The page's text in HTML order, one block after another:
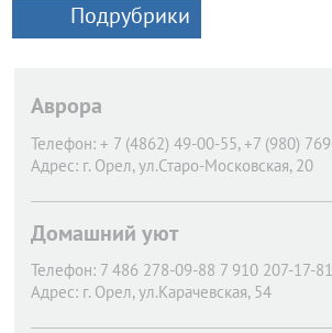
Подрубрики
Аврора
Телефон: + 7 (4862) 49-00-55, +7 (980)
Адрес: г. Орел, ул.Старо-Московская, 20
Домашний уют
Телефон: 7 486 278-09-88 7 910 207-17-81
Адрес: г. Орел, ул.Карачевская, 54